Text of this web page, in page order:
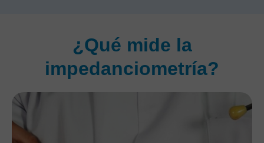
¿Qué mide la
impedanciometría?